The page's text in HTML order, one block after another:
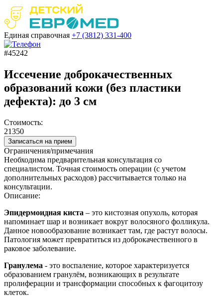
Единая справочная +7 (3812) 331-400
#45242
Иссечение доброкачественных
образований кожи (без пластики
дефекта): до 3 см
Стоимость:
21350
Записаться на прием
Ограничения/примечания
Необходима предварительная консультация со
специалистом. Точная стоимость операции (с учетом
дополнительных расходов) рассчитывается только на
консультации.
Описание:
Эпидермоидная киста – это кистозная опухоль, которая
напоминает шар и возникает вокруг волосяного фолликула.
Данное новообразование возникает там, где растут волосы.
Патология может превратиться из доброкачественного в
раковое заболевание.
Гранулема - это воспаление, которое характеризуется
образованием гранулём, возникающих в результате
пролиферации и трансформации способных к фагоцитозу
клеток.